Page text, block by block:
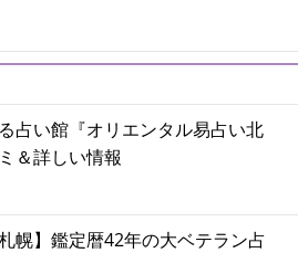
占い館『オリエンタル易占い北
＆詳しい情報
幌】鑑定暦42年の大ベテラン占